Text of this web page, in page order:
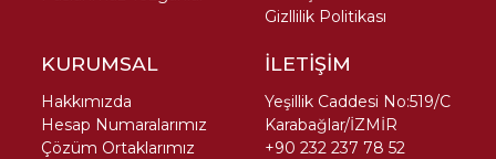
Gizllilik Politikası
KURUMSAL
Hakkımızda
Hesap Numaralarımız
Çözüm Ortaklarımız
İLETİŞİM
Yeşillik Caddesi No:519/C
Karabağlar/İZMİR
+90 232 237 78 52